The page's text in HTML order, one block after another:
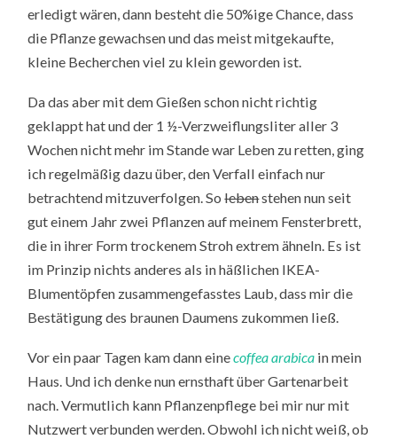
erledigt wären, dann besteht die 50%ige Chance, dass
die Pflanze gewachsen und das meist mitgekaufte,
kleine Becherchen viel zu klein geworden ist.
Da das aber mit dem Gießen schon nicht richtig
geklappt hat und der 1 ½-Verzweiflungsliter aller 3
Wochen nicht mehr im Stande war Leben zu retten, ging
ich regelmäßig dazu über, den Verfall einfach nur
betrachtend mitzuverfolgen. Solebenstehen nun seit
gut einem Jahr zwei Pflanzen auf meinem Fensterbrett,
die in ihrer Form trockenem Stroh extrem ähneln. Es ist
im Prinzip nichts anderes als in häßlichen IKEA-
Blumentöpfen zusammengefasstes Laub, dass mir die
Bestätigung des braunen Daumens zukommen ließ.
Vor ein paar Tagen kam dann einecoffea arabica in mein
Haus. Und ich denke nun ernsthaft über Gartenarbeit
nach. Vermutlich kann Pflanzenpflege bei mir nur mit
Nutzwert verbunden werden. Obwohl ich nicht weiß, ob